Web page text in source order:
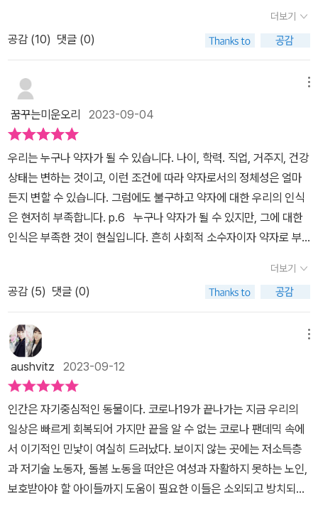
너를 그렇게 외롭고 아프게 하지 않을 거라고. 하지만 그때의 미주는
더듬거리다 끝내 제대로 하지 못했다. ( 「고백」, 118~119쪽)정체성
으로 고민하는 시기, 누구에게도 털어놓지 못할 비밀이 쌓여간다고
생각하면 마음이 아프다. 그들의 목소리를 낼 수 있는 다양한 창구가
부족함을 느낀다. 어디에나 존재하는 소수와 약자의 삶을 향한 연대
가 필요하다. 그보다 그들의 입장에서 생각하고 이해하려는 마음이
있어야 한다. 김미월의 「중국어 수업」에서는 점점 다양해지는 사회 구
성원을 향한 멸시나 혐오의 시선과 마주한다. 어학원에서 한국어를
가르치는 수가 만나는 이들의 목적은 비자를 받아 불법 취업을 하기
위해서다. 그들의 노동력만 착취할 뿐 보상과 대우는 뒷전이다. 수가
가르치는 사람들도 3개월마다 재계약을 하는 수 역시 약자다. 김지연
의 「공원에서」는 폭력에 노출된 여성 수진이 등장한다. 평소 머리와
러니하게 남자라 여겼던 수진이 여자라는 게 알려지면서 폭력의 대상
이 된다. 누구에게나 허용된 공원에서 말이다. 수진에게 공원은 상처
와 폭력의 기억으로 남았지만 그곳에서 울고 있는 자신을 위로하는
한 아이를 만난다. 우는 사람을 혼자 두고는 못 간다는 아이, 그 아이
가 없었다면 수진은 어땠을까? 모르는 사람에게 다가갈 수 있는 마
음, 과연 나에게는 있을까? 문득 나는 내가 사는 걸 무척이나 좋아한
다는 것을 깨달았다. 그건 처음에는 너무 뜬금없고 이상한 감정처럼
느껴졌는데 점점 선명해졌다. 뜻대로 된 적은 별로 없지만 나는 사는
게 좋았다. 내가 겪은 모든 모욕들을 무슨 수를 써서라도 극복해 내고
싶을 만큼 좋았다. 그렇게 해서라도 사는 건 좋다. 살아서 개 같은 것
들을 쓰다듬는 것은 특히다 더 좋다. (「공원에서」, 90쪽)안보윤의 「밤
은 내가 가질게」와 조남주의 「백은학원연합회 회장 경화」는 가장 보
전에 읽었던 내용이다. 다시 읽어도 우리에게 시사점을 준다. 나와 생
을 때 앞장서 반대하다가 엄마가 치매에 걸리자 더 이상 반대할 수 없
었다. 학원 옆에 혐오시설이 될 것 같았던 요양원이 엄마의 치매로 자
기에게 필요한 시설이 되었다. 상황에 따라 나와 우리 사회가 공존해
야 할 필요가 있다. 김지연의 「공원에서」는 성 정체성과 함께 폭력에
노출된 이의 마음을 어루만져줄 수 있는 것도 결국 사람이라는 것을
말한다. 평소 큰 키와 짧은 머리로 남자로 오해받았던 인물이 여자라
고 인정하자 폭력에 노출된다. 공원에서 술 취한 남자는 여자를 때리
고 사라졌다. 폭행한 남자를 특정할 수 없었던 여자는 공원이 불편한
를 달랜다. 혼자서는 살 수 없는 법. 아이의 작은 위로가 다시 공원을
좋아하게 만들었다. 최은영의 「고백」은 우리의 말과 표정이 어떻게
다른지 극명하게 보여주는 내용이다. 미주와 주나, 진희는 고등학교
때 같은 반에서 만나 친구가 되었다. 할 말 하는 주나와 달리 진희는
책과 함께 가까워졌다. 셋은 한 명과 가까이 지내면 다른 한 사람이 상
처받을 수밖에 없는 관계다. 진희가 미주와 주나에게 고백했다. 여자
를 좋아한다는 말에 주나는 역겹다고 말하고 자리를 떴다. 미주는 아
무 말도 하지 못했다. 진희는 생일날 스스로 목숨을 끊었다. 사람은 나
아닌 타인에게 책임을 전가하는 경향이 있는가 보다. 미주는 주나의
말 때문에 상처받았을 거로 여겼지만, 주나는 미주 때문이었다고 말
한다. 미주는 진희가 고백하던 날의 자기의 표정을 알지 못했다. 자기
도 모르는 새에 마음이 드러나 있었던 거다. 말 보다 더 잔혹한 표정이
다. 극혐이라고 외면하다가도 마음을 여는 순간 나의 일이 되는 이야
기들을 만나며 어쩌면 다른 선택을 할 수 있지 않을까 하는 기대뒤로
희망을 보아서 좋았다.​​<밤은 내가 가질게> p 23가족이라는 단어로
묶일 때마다 나는 여러 가지를 헐값에 팔아넘기는 기분에 사로잡히곤
다. 기를 쓰고 히든 크레바스에 몸을 던진 사람 어떤 의지나 신념 때문
이 아니라 그냥 거기 구멍이 존재하니 빠져드는 것... 더욱 최악인 건
언네가 도무지 지치지 않는다는 점이었다. 그만큼 속았으며 무기력해
질 법도 한데 언니는 끝도 없이 사랑을 믿었다. 새로운 일을 벌이고 어
김없이 돈을 뜯기 고 가차 없이 버림받았다.ㆍ보잘것없는 불행부터
겉잡을 수 없는 불행까지 빠짐없이 지려 밟고 있는 언니는 이제 겨우
서른네 살이었다.​p 29이 세상은 공평해. 내가 선을 가지면 저쪽이 악
을 가져 네가 말만 하고 집 살기 좋은 선인이 되면 저쪽은 자기가 제멋
대로 굴어도 되는 줄 안다고.​❤️ 어느 집에나 있을법한 사고 뭉치다.
죽을 맛이겠다 싶기도 하다. 그러나 그저 선한 사람이 되고 싶은 언니
에게 닥치는 불행을 보며 감당하기 힘들다. 감정적으로 만신창이가
된 동생은 언니에게 등신이라고 퍼부어보지만 정작 모르는 건 너라는
얘기가 돌아온다. 언니의 삶도 나의 삶도 원하던 바는 아니었다. 서로
가 모르는 것, 앞으로도 모를게 분명한 것에서 서로를 비난하는 이상
한 싸움이다. 내가 지닌 굴곡과 언니의 굴곡이 다르지만 어찌 잘 맞추
면 평면이 될지도 모른다는 희망을 담고 있다. 가족은 주는 상처와 위
로를 만난다.​​​고백 p 113셋이란 이런 거구나. 미주는 종종 자신이 주나
와 진희의 특별한 관계에 딸린 부록인지도 모른다고 생각했다. 둘의
더보기
공감 (10) 댓글 (0)
꿈꾸는미운오리 2023-09-04
우리는 누구나 약자가 될 수 있습니다. 나이, 학력. 직업, 거주지, 건강
상태는 변하는 것이고, 이런 조건에 따라 약자로서의 정체성은 얼마
든지 변할 수 있습니다. 그럼에도 불구하고 약자에 대한 우리의 인식
은 현저히 부족합니다. p.6 누구나 약자가 될 수 있지만, 그에 대한
인식은 부족한 것이 현실입니다. 흔히 사회적 소수자이자 약자로 부
해 어떻게 생각 하냐고 물었을 때, 우리는 어떻게 대답할 수 있을까
요? 모두가 같은 시선으로 바라볼 순 없습니다. 때로는 안타까워하면
서도 때로는 불편함을 주는 상황을 이해하고 받아들일 수 없어 부정
적인 시선으로 바라보기도 합니다. 얼마 전 뉴스에 나오기도 했던 '폭
염을 피해 인천공항으로 가는 노인들'에 대한 시선도 마찬가지입니
다. <공존하는 소설>은 부모에게 학대받는 아동, 경제적 자립이 어
려운 청년, 친절사원이 될 기회를 박탈당한 인력회사 파견 직원, 절친
들에게조차 이해받기 어려운 성 소수자, 저소득층 독거노인, 명백한
피해자임에도 원인제공자가 되는 여성, 혐오의 대상이 되는 요양원의
노인들, 불법 체류 노동자 등등 사회적 약자를 주제로 한 단편 소설 8
편이 실려 있습니다. 어린이집 입학 당시 가족관계증명서보다 아동
복지국 공문이 먼저 도착한 주승이, <밤은 내가 가질게> 속 주승이는
더보기
공감 (5) 댓글 (0)
aushvitz 2023-09-12
인간은 자기중심적인 동물이다. 코로나19가 끝나가는 지금 우리의
일상은 빠르게 회복되어 가지만 끝을 알 수 없는 코로나 팬데믹 속에
서 이기적인 민낯이 여실히 드러났다. 보이지 않는 곳에는 저소득층
과 저기술 노동자, 돌봄 노동을 떠안은 여성과 자활하지 못하는 노인,
보호받아야 할 아이들까지 도움이 필요한 이들은 소외되고 방치되어